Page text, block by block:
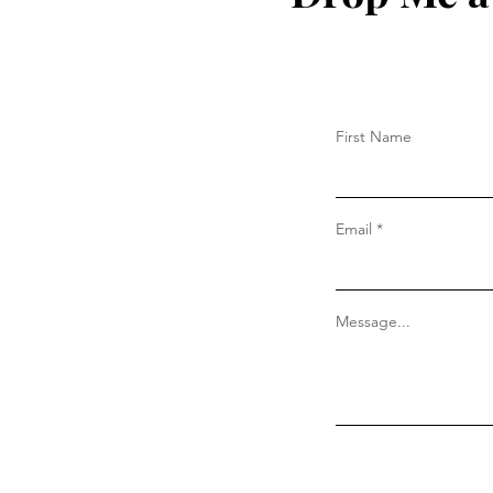
First Name
Email
Message...